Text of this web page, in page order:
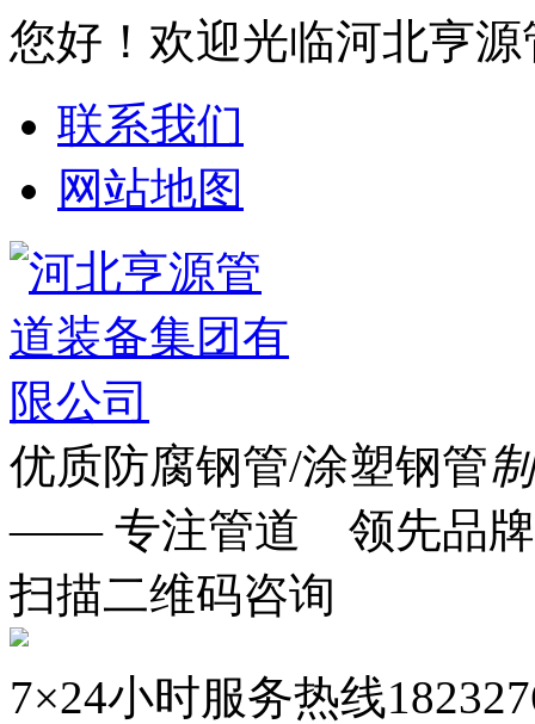
您好！欢迎光临河北亨
联系我们
网站地图
优质防腐钢管/涂塑钢管
—— 专注管道 领先品
扫描二维码咨询
7×24小时服务热线